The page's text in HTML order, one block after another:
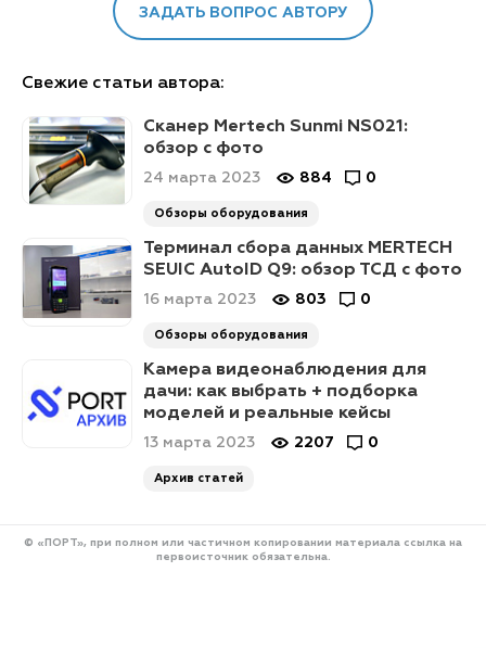
ЗАДАТЬ ВОПРОС АВТОРУ
Свежие статьи автора:
Сканер Mertech Sunmi NS021:
обзор с фото
24 марта 2023 884 0
Обзоры оборудования
Терминал сбора данных MERTECH
SEUIC AutoID Q9: обзор ТСД с фото
16 марта 2023 803 0
Обзоры оборудования
Камера видеонаблюдения для
дачи: как выбрать + подборка
моделей и реальные кейсы
13 марта 2023 2207 0
Архив статей
© «ПОРТ», при полном или частичном копировании материала ссылка на
первоисточник обязательна.